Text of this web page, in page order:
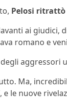
Pelosi ritrattò
ai
romano e
aggressori
Ma,
e le nuove